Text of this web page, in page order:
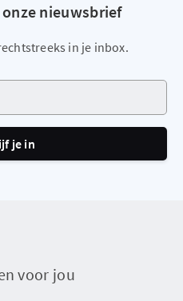
nieuwsbrief
in je inbox.
je in
voor jou